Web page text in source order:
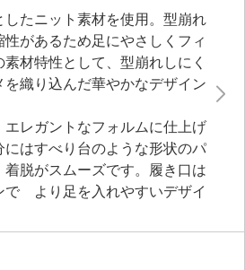
たニット素材を使用。型崩れ
性があるため足にやさしくフィ
材特性として、型崩れしにく
織り込んだ華やかなデザイン
エレガントなフォルムに仕上げ
にはすべり台のような形状のパ
脱がスムーズです。履き口は
で より足を入れやすいデザイ
インソールとダブルエア入り
感のある歩き心地を実現。ア
の素材で切り替えをほどこ